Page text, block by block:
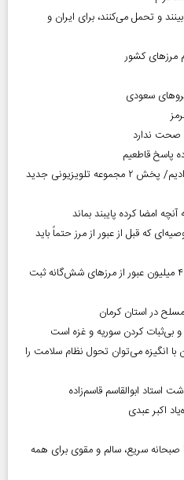
و تحمل می‌کنند، برای ایران و
سعودی
صحت ندارد
پاسخ قاطعیم
هنرمند منحصر‌به‌فردی را از دست دادیم/ پخش ۲ مجموعه تلویزیونی جدید
امضا کرده پایبند بماند
زائران اربعین آغاز شد؛ ۱۰ توصیه‌ای که قبل از عبور از مرز حتماً باید
رکورد تردد زائران اربعین؛ بیش از ۴.۳ میلیون عبور از مرزهای شش‌گانه ثبت
بی‌ثبات کردن سوریه و غزه است
با انگیزه می‌توان تحول نظام سلامت را
استاد ابوالقاسم قاسم‌زاده
اکبر عبدی
صبحانه چی درست کنم؟ معرفی ۳۰ صبحانه سریع، سالم و مقوی برای همه